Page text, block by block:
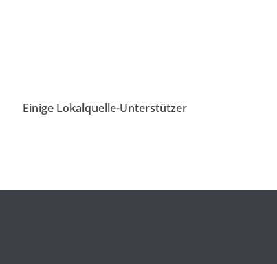
Einige Lokalquelle-Unterstützer